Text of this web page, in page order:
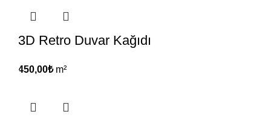
3D Retro Duvar Kağıdı
450,00₺m²